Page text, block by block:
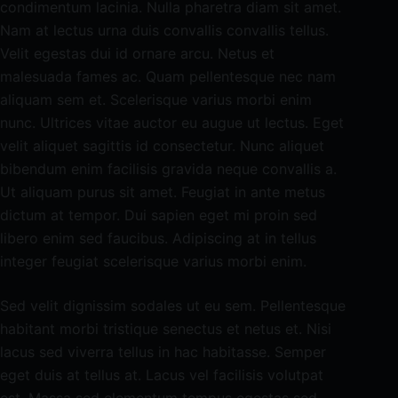
o
condimentum lacinia. Nulla pharetra diam sit amet.
Nam at lectus urna duis convallis convallis tellus.
Velit egestas dui id ornare arcu. Netus et
malesuada fames ac. Quam pellentesque nec nam
aliquam sem et. Scelerisque varius morbi enim
nunc. Ultrices vitae auctor eu augue ut lectus. Eget
velit aliquet sagittis id consectetur. Nunc aliquet
bibendum enim facilisis gravida neque convallis a.
Ut aliquam purus sit amet. Feugiat in ante metus
dictum at tempor. Dui sapien eget mi proin sed
libero enim sed faucibus. Adipiscing at in tellus
integer feugiat scelerisque varius morbi enim.
Sed velit dignissim sodales ut eu sem. Pellentesque
habitant morbi tristique senectus et netus et. Nisi
lacus sed viverra tellus in hac habitasse. Semper
eget duis at tellus at. Lacus vel facilisis volutpat